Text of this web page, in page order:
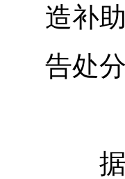
造补
告处分
据悉